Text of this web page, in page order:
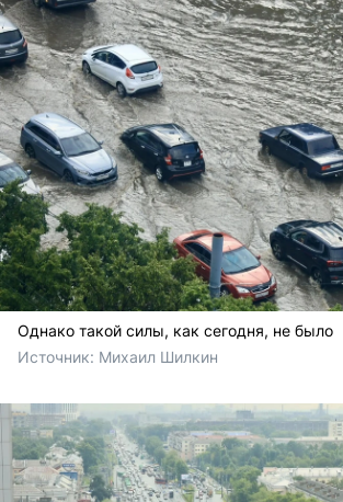
Однако такой силы, как сегодня, не было
Источник: Михаил Шилкин